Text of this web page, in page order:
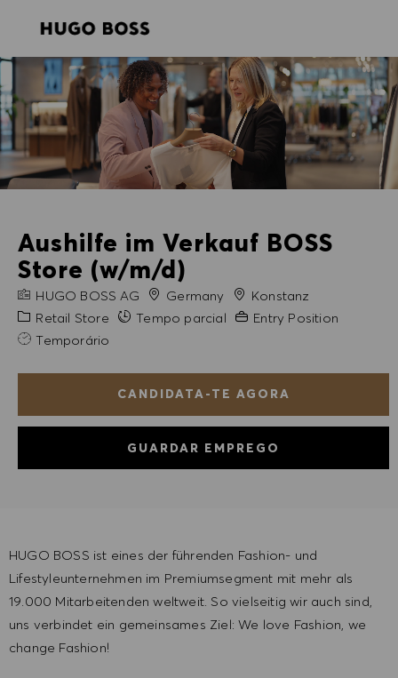
Aushilfe im Verkauf BOSS
Store (w/m/d)
NOME DA EMPRESA
HUGO BOSS AG Germany Cidade
Konstanz
Categoria
Retail Store Tempo parcial Experiência exigida
Entry Position
Temporário
CANDIDATA-TE AGORA
GUARDAR EMPREGO
HUGO BOSS ist eines der führenden Fashion- und
Lifestyleunternehmen im Premiumsegment mit mehr als
19.000 Mitarbeitenden weltweit. So vielseitig wir auch sind,
uns verbindet ein gemeinsames Ziel: We love Fashion, we
change Fashion!